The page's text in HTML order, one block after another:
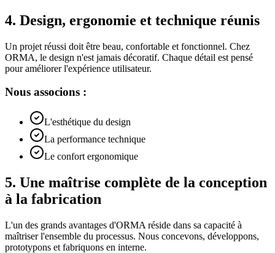
4. Design, ergonomie et technique réunis
Un projet réussi doit être beau, confortable et fonctionnel. Chez
ORMA, le design n'est jamais décoratif. Chaque détail est pensé
pour améliorer l'expérience utilisateur.
Nous associons :
L'esthétique du design
La performance technique
Le confort ergonomique
5. Une maîtrise complète de la conception
à la fabrication
L'un des grands avantages d'ORMA réside dans sa capacité à
maîtriser l'ensemble du processus. Nous concevons, développons,
prototypons et fabriquons en interne.